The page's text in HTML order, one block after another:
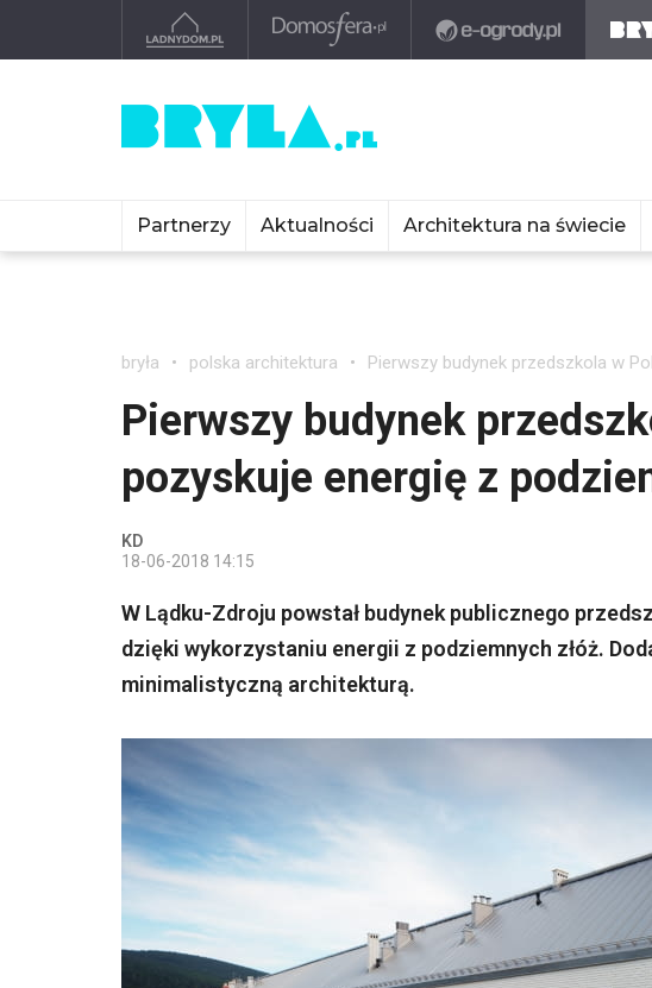
Partnerzy Aktualności Architektura na świecie
bryła polska architektura Pierwszy budynek przedszkola w
Pierwszy budynek
pozyskuje energię z
KD
18-06-2018 14:15
W Lądku-Zdroju powstał budynek publicznego
dzięki wykorzystaniu energii z podziemnych złóż.
minimalistyczną architekturą.